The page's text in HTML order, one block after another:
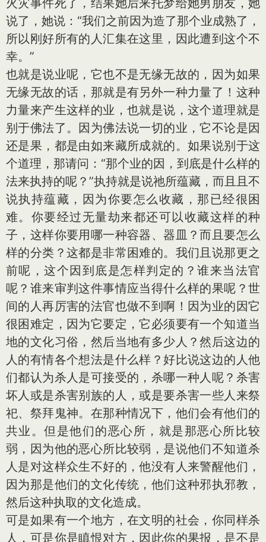
火灾事件死了，结果她后来托梦给她男朋友，她
说了，她说：“我们之前因为造了那个业成熟了，
所以刚好所有的人汇集在这里，因此遭到这个不
幸。”
也就是说业呢，它也不是无缘无故的，因为如果
无缘无故的话，那就是有另外一种力量了！这种
力量来产生这样的业，也就是说，这个道理就是
别于佛法了。因为佛法说一切的业，它不论是因
还是果，都是由如来藏所成就的。如果说别于这
个道理，那请问：“那个业的因，到底是什么样的
法来执持的呢？”执持就是说祂所蕴藏，而且且不
说执持蕴藏，因为你要怎么收藏，那已经很困
难。你要经过无量劫来都还可以收藏这样的种
子，这样你要用哪一种容器、器皿？而且要怎么
样的分类？这都是非常困难的。我们且说那更之
前呢，这个因到底是怎样判定的？谁来当法官
呢？谁来审判这件事情应当得什么样的果呢？世
间的人再厉害的法官也做不到啊！因为业的因它
很困难定，因为它要定，它必须要有一个知道当
地的文化习俗，然后当地有多少人？然后这边的
人的有情各个想法是什么样？好比说这边的人他
们都认为杀人是可接受的，杀哪一种人呢？杀害
坏人或是杀害别族的人，或是要杀害一些人来祭
祀、祭拜鬼神。在那种情况下，他们会有他们的
共业。但是他们的恶心所，就是那恶心所比较
弱，因为他的恶心所比较弱，是说他们不知道杀
人是对这样众生不好的，他没有人来警醒他们，
因为那是他们的文化传统，他们这种邪执邪教，
然后这种执取的文化造成。
可是如果有一个地方，在文明的社会，你同样杀
人，可是你是瞋恨对方，因此你的果报，是不是